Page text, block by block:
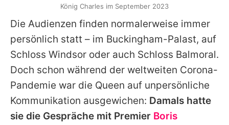
Die Audienzen finden normalerweise immer
persönlich statt – im Buckingham-Palast, auf
Schloss Windsor oder auch Schloss Balmoral.
Doch schon während der weltweiten Corona-
Pandemie war die Queen auf unpersönliche
Kommunikation ausgewichen: Damals hatte
sie die Gespräche mit Premier Boris
König Charles im September 2023